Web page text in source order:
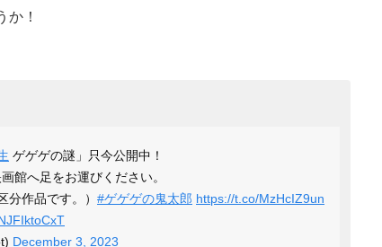
か！
ゲゲゲの謎」只今公開中！
館へ足をお運びください。
分作品です。） #ゲゲゲの鬼太郎 https://t.co/MzHcIZ9un
December 3, 2023